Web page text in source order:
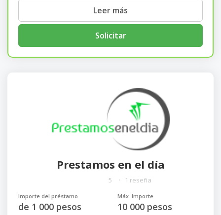
Leer más
Solicitar
Prestamos en el día
5 1 reseña
Importe del préstamo
de 1 000 pesos
Máx. Importe
10 000 pesos